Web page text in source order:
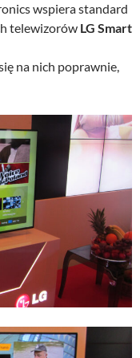
wspiera standard
telewizorów LG Smart
na nich poprawnie,